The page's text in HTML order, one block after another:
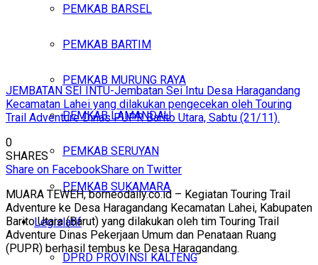
PEMKAB BARSEL
PEMKAB BARTIM
PEMKAB MURUNG RAYA
PEMKAB LAMANDAU
PEMKAB SERUYAN
PEMKAB SUKAMARA
Legislatif
DPRD PROVINSI KALTENG
JEMBATAN SEI INTU-Jembatan Sei Intu Desa Haragandang
Kecamatan Lahei yang dilakukan pengecekan oleh Touring
Trail Adventure Dinas PUPR Barito Utara, Sabtu (21/11).
0
SHARES
Share on FacebookShare on Twitter
MUARA TEWEH, borneodaily.co.id – Kegiatan Touring Trail
Adventure ke Desa Haragandang Kecamatan Lahei, Kabupaten
Barito Utara (Barut) yang dilakukan oleh tim Touring Trail
Adventure Dinas Pekerjaan Umum dan Penataan Ruang
(PUPR) berhasil tembus ke Desa Haragandang.